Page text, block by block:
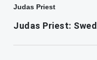
Judas Priest
Judas Priest: